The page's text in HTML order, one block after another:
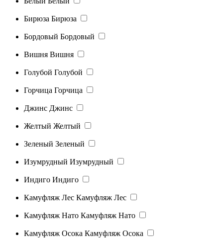
Бирюза Бирюза
Бордовый Бордовый
Вишня Вишня
Голубой Голубой
Горчица Горчица
Джинс Джинс
Желтый Желтый
Зеленый Зеленый
Изумрудный Изумрудный
Индиго Индиго
Камуфляж Лес Камуфляж Лес
Камуфляж Нато Камуфляж Нато
Камуфляж Осока Камуфляж Осока